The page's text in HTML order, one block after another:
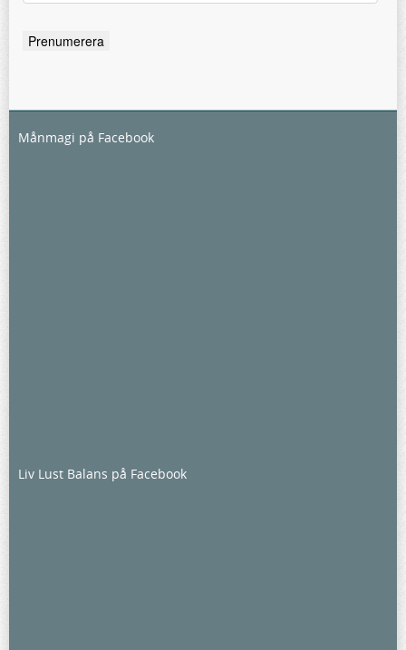
Address
Månmagi på Facebook
Liv Lust Balans på Facebook